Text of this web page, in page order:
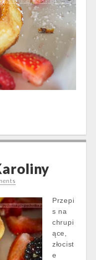
Przepi
s na
chrupi
ące,
złocist
e